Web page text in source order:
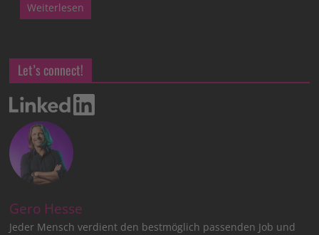
Weiterlesen
Let’s connect!
Gero Hesse
Jeder Mensch verdient den bestmöglich passenden Job und